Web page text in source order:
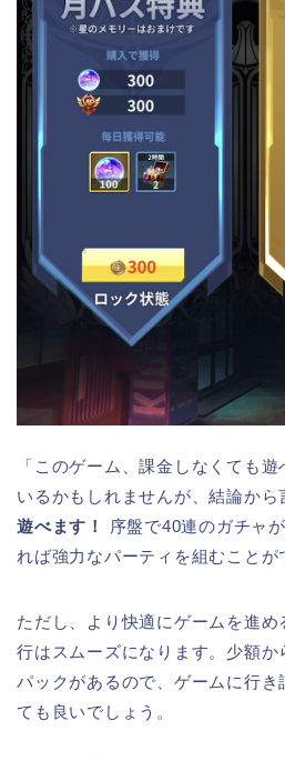
「このゲーム、課金しなくても
いるかもしれませんが、結論から
遊べます！
序盤で40連のガチャ
れば強力なパーティを組むことが
ただし、より快適にゲームを進
行はスムーズになります。少額か
パックがあるので、ゲームに行き
ても良いでしょう。